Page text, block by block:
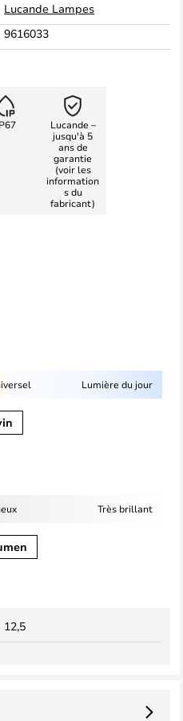
Lucande Lampes
9616033
Lucande –
jusqu'à 5
ans de
garantie
(voir les
information
s du
fabricant)
Lumière du jour
Très brillant
12,5